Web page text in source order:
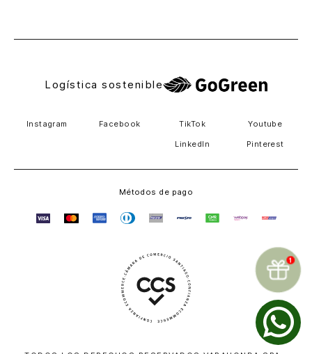
Logística sostenible
Instagram Facebook TikTok Youtube
LinkedIn Pinterest
Métodos de pago